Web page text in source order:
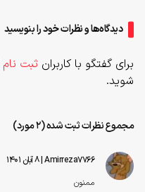
دیدگاه‌ها و نظرات خود را بنویسید
برای گفتگو با کاربران ثبت نام
شوید.
مجموع نظرات ثبت شده (2 مورد)
Amirreza7766| ۸ آبان ۱۴۰۱
ممنون